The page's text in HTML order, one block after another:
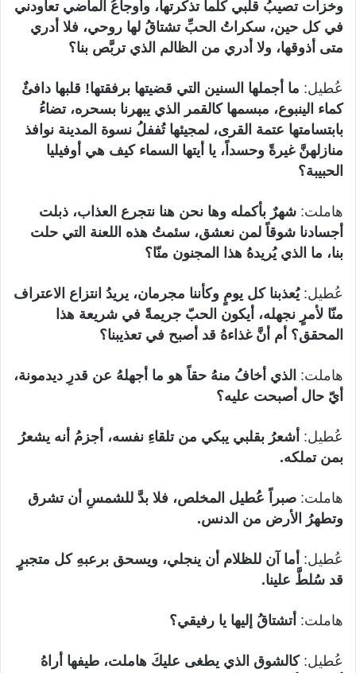
وخزات تصيبُ قلبي كلما تذكرتها، وأوجاعُ الماضي تعاودني
في كل حين، سكراتُ الحبِّ تشتاقُ لها روحي، فلا أدري
متى أذوقها، ولا أدري من الظالم الذي تربَّص بنا؟
عُطيل: ما أجملها السنين التي قضيتها برفقتها! قلبها دافئٌ
كماء الينبوع، مبسمها كالقمر الذي يبهرنا بسحره، تضاءُ
بابتسامتها عتمة القرى، لمجيئها تُففلُ نسوة المدينة نوافذ
منازلهنَّ غيرةً وحسداً، يا أيتها السماء كيف هي أوفيليا
الحبيبة؟
هاملت: شهرٌ بأكمله وها نحن هنا نتجرع العذاب، ذبلت
أجسادنا شوقاً لمن نعشق، سئمتُ هذه اللعنة التي حلت
بنا، ما الذي يُريدهُ هذا المجنون منّا؟
عُطيل: يُعذبنا كل يومٍ وكأننا مجرمان، يريدُ انتزاع الاعتراف
منّا لأمرٍ نجهله، أيكون الحبّ جريمةً في شريعة هذا
المحقق؟ أم أنَّ غذاءهُ قد أصبح في تعذيبنا؟
هاملت: الذي أخافُ منهُ حقاً هو ما أجهلهُ عن قدرِ ديدمونة،
أيّ حال أصبحت عليه؟
عُطيل: أشعرُ بقلبي يبكي من تلقاءِ نفسه، أجزمُ أنه يشعرُ
بمن تملكه.
هاملت: صبراً عُطيل المخلص، فلا بدَّ للشمسِ أن تشرق
وتطهرُ الأرض من الدنس.
عُطيل: أما آن للظلام أن ينجلي، ويسحق برعبهِ كل متجبرٍ
قد سُلطَّ علينا.
هاملت: أتشتاقُ إليها يا رفيقي؟
عُطيل: كالشوق الذي يطغى عليكَ هاملت، طيفها أراهُ